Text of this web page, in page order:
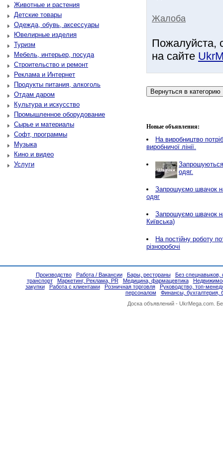
Животные и растения
Детские товары
Одежда, обувь, аксессуары
Ювелирные изделия
Туризм
Мебель, интерьер, посуда
Строительство и ремонт
Реклама и Интернет
Продукты питания, алкоголь
Отдам даром
Культура и искусство
Промышленное оборудование
Сырье и материалы
Софт, программы
Музыка
Кино и видео
Услуги
Жалоба
Пожалуйста,
на сайте
Новые объявления:
Нa виробництво
виробничої лінії.
одяг.
Запрошуємо швачок
одяг
Запрошуємо швачок
Київська)
На постійну роботу
різноробочі
Производство Работа / Вакансии Бары, рестораны
Без спецнавыков,
транспорт
Маркетинг, Реклама, PR Медицина, фармацевтика
закупки
Работа с клиентами Розничная торговля
Руководство, топ-
персоналом
Финансы, бухгалтерия,
Доска объявлений - UkrMega.com.